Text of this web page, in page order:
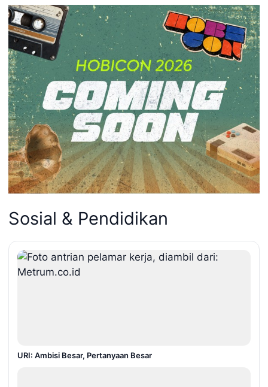
Sosial & Pendidikan
URI: Ambisi Besar, Pertanyaan Besar